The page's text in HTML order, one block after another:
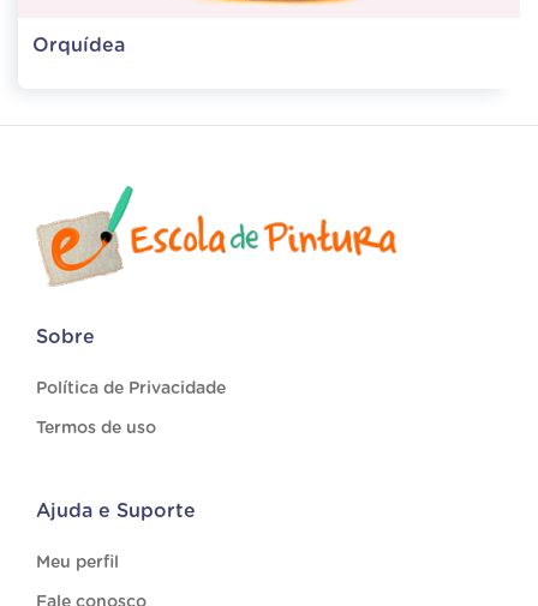
Orquídea
Sobre
Política de Privacidade
Termos de uso
Ajuda e Suporte
Meu perfil